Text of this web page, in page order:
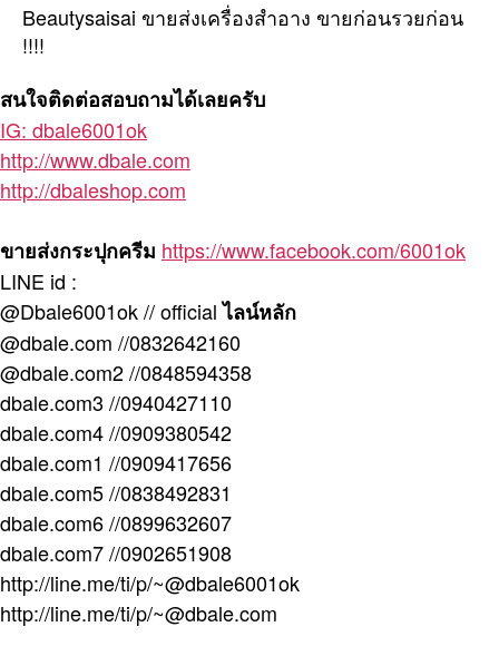
Beautysaisai ขายส่งเครื่องสำอาง ขายก่อนรวยก่อน
!!!!
สนใจติดต่อสอบถามได้เลยครับ
IG: dbale6001ok
http://www.dbale.com
http://dbaleshop.com
ขายส่งกระปุกครีม https://www.facebook.com/6001ok
LINE id :
@Dbale6001ok // officialไลน์หลัก
@dbale.com //0832642160
@dbale.com2 //0848594358
dbale.com3 //0940427110
dbale.com4 //0909380542
dbale.com1 //0909417656
dbale.com5 //0838492831
dbale.com6 //0899632607
dbale.com7 //0902651908
http://line.me/ti/p/~@dbale6001ok
http://line.me/ti/p/~@dbale.com